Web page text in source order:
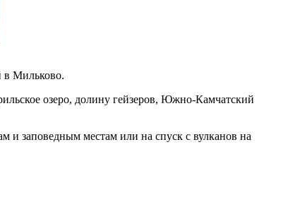
в Мильково.
озеро, долину гейзеров, Южно-Камчатский
и заповедным местам или на спуск с вулканов на